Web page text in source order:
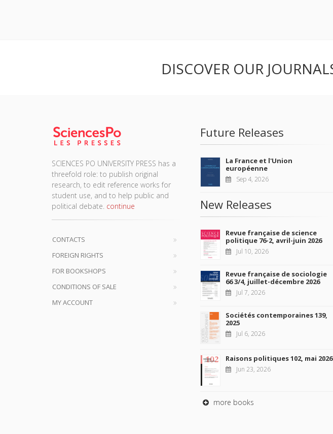
DISCOVER OUR JOURNALS
SCIENCES PO UNIVERSITY PRESS has a
threefold role: to publish original
research, to edit reference works for
student use, and to help public and
political debate. continue
CONTACTS
FOREIGN RIGHTS
FOR BOOKSHOPS
CONDITIONS OF SALE
MY ACCOUNT
Future Releases
La France et l'Union
européenne
Sep 4, 2026
New Releases
Revue française de science
politique 76-2, avril-juin 2026
Jul 10, 2026
Revue française de sociologie
66 3/4, juillet-décembre 2026
Jul 7, 2026
Sociétés contemporaines 139,
2025
Jul 6, 2026
Raisons politiques 102, mai 2026
Jun 23, 2026
more books